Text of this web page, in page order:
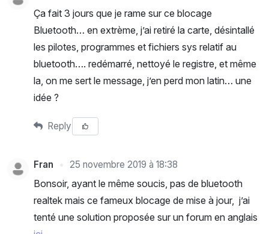
Ça fait 3 jours que je rame sur ce blocage
Bluetooth… en extrème, j’ai retiré la carte, désintallé
les pilotes, programmes et fichiers sys relatif au
bluetooth…. redémarré, nettoyé le registre, et même
la, on me sert le message, j’en perd mon latin… une
idée ?
Reply
Fran 25 novembre 2019 à 18:38
Bonsoir, ayant le même soucis, pas de bluetooth
realtek mais ce fameux blocage de mise à jour, j’ai
tenté une solution proposée sur un forum en anglais